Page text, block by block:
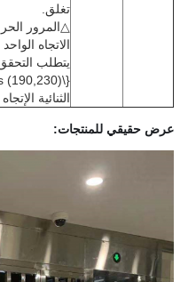
تغلق.
△المرور
الاتجاه
يتطلب
الثنائية
عرض حقيقي للمنتجات: